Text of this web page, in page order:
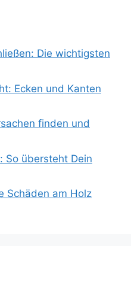
Die wichtigsten
Ecken und Kanten
finden und
So übersteht Dein
Schäden am Holz